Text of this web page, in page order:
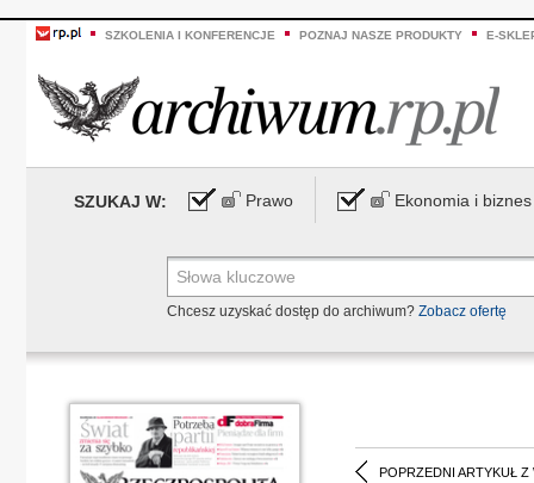
SZKOLENIA I KONFERENCJE POZNAJ NASZE PRODUKTY E-
SZUKAJ W: Prawo Ekonomia i biznes
Chcesz uzyskać dostęp do archiwum? Zobacz ofertę
POPRZEDNI ARTYKUŁ Z